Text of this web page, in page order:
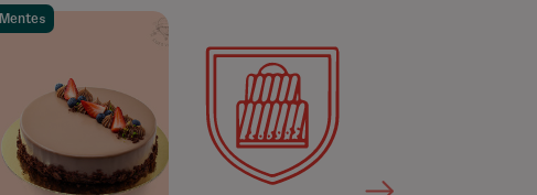
Mentes
5.0/5 (151) 4.9/5 (11)